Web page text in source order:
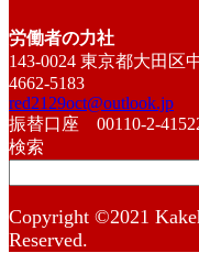
労働者の力社
143-0024 東京都大田
4662-5183
red2129oct@outlook.jp
振替口座 00110-2-
検索
Copyright ©2021
Reserved.